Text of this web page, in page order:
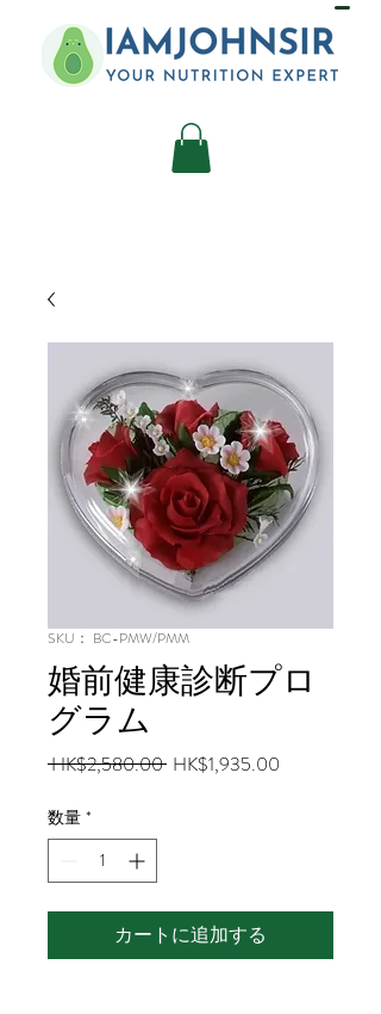
SKU： BC-PMW/PMM
婚前健康診断プロ
グラム
HK$2,580.00 通HK$1,935.00
数量 *
カートに追加する